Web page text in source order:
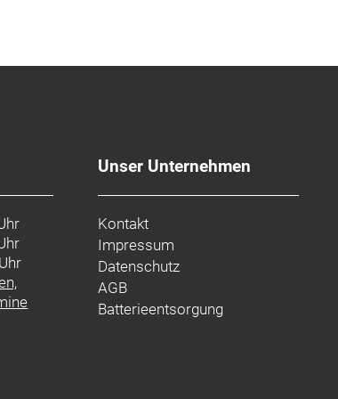
Unser Unternehmen
Kontakt
Impressum
Datenschutz
AGB
Batterieentsorgung